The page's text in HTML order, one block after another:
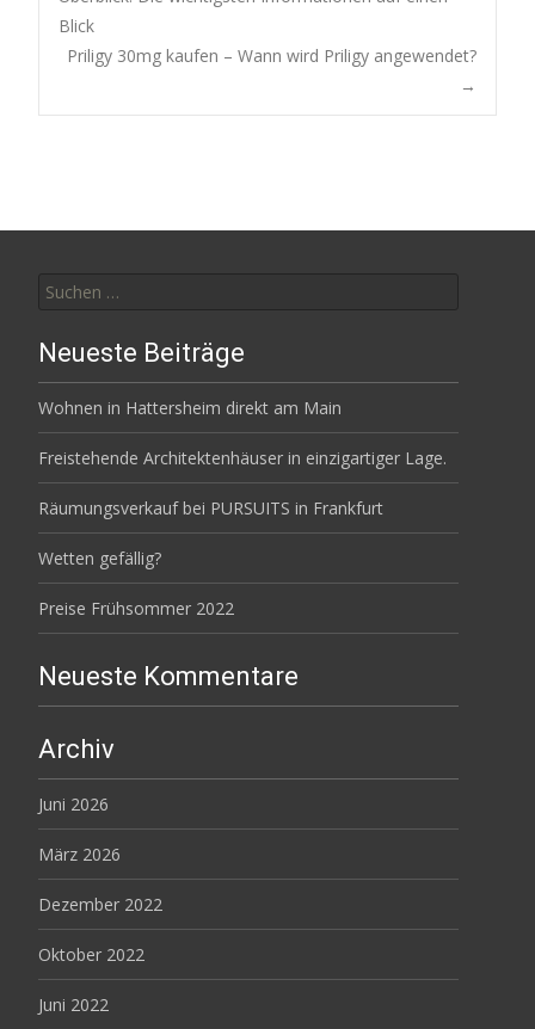
navigation
Blick
Priligy 30mg kaufen – Wann wird Priligy angewendet?
→
nach:
Neueste Beiträge
Wohnen in Hattersheim direkt am Main
Freistehende Architektenhäuser in einzigartiger Lage.
Räumungsverkauf bei PURSUITS in Frankfurt
Wetten gefällig?
Preise Frühsommer 2022
Neueste Kommentare
Archiv
Juni 2026
März 2026
Dezember 2022
Oktober 2022
Juni 2022